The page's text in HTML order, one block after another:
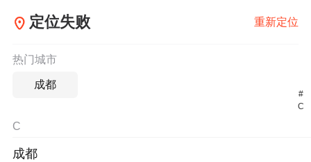
定位失败 重新定位
热门城市
成都
C
成都
#
C